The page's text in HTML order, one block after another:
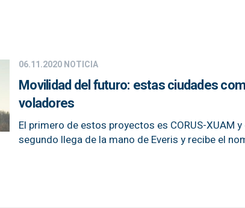
06.11.2020NOTICIA
Movilidad del futuro: estas ciudades
voladores
El primero de estos proyectos es CORUS-XUAM
segundo llega de la mano de Everis y recibe el